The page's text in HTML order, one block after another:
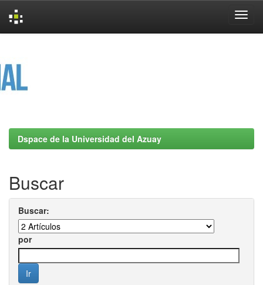
Dspace de la Universidad del Azuay
Buscar
Buscar:
por